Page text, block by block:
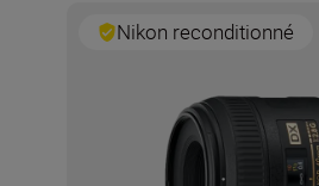
Nikon reconditionné